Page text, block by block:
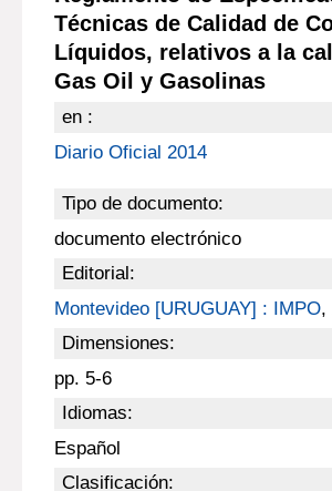
Técnicas de Calidad de
Líquidos, relativos a la
Gas Oil y Gasolinas
en :
Diario Oficial 2014
Tipo de documento:
documento electrónico
Editorial:
Montevideo [URUGUAY] : IMPO,
Dimensiones:
pp. 5-6
Idiomas:
Español
Clasificación: